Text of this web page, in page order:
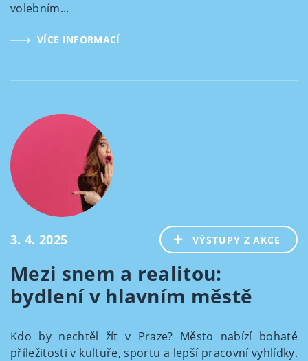
volebním...
VÍCE INFORMACÍ
3. 4. 2025 VÝSTUPY Z AKCE
Mezi snem a realitou:
bydlení v hlavním městě
Kdo by nechtěl žít v Praze? Město nabízí bohaté
příležitosti v kultuře, sportu a lepší pracovní vyhlídky.